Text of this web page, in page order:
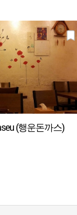
(행운돈까스)